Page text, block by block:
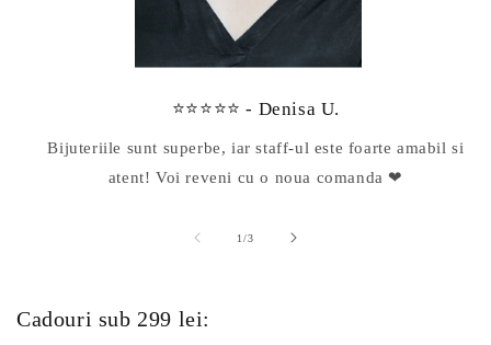
⭐⭐⭐⭐⭐ - Denisa U.
Bijuteriile sunt superbe, iar staff-ul este foarte amabil si
atent! Voi reveni cu o noua comanda ❤
1/din
3
Cadouri sub 299 lei: